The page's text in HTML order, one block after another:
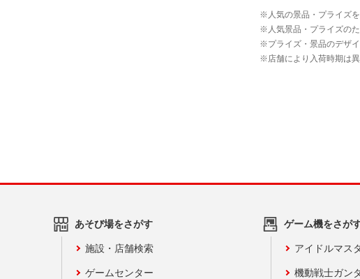
あそび場をさがす
施設・店舗検索
ゲームセンター
ゲーム機をさが
アイドルマス
機動戦士ガン